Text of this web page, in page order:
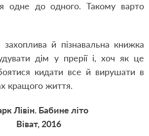
одне до одного. Такому варто
й пізнавальна книжка
дім у прерії і, хоч як це
кидати все й вирушати в
кращого життя.
Лівін. Бабине літо
Віват, 2016